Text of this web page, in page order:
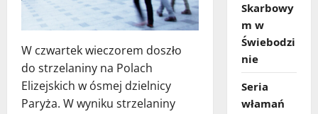
W czwartek wieczorem doszło
do strzelaniny na Polach
Elizejskich w ósmej dzielnicy
Paryża. W wyniku strzelaniny
Skarbowy
m w
Świebodzi
nie
Seria
włamań